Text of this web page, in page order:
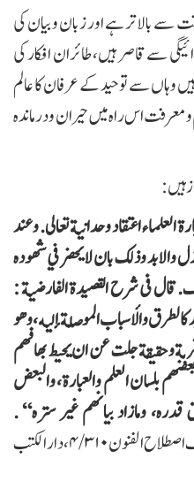
بالاتر ہے اور زبان و بیان کی
سے قاصر ہیں، طائران افکار کی
وہاں سے توحید کے عرفان کا عالم
اس راہ میں حیران و در ماندہ
اعتقاد وحدانية تعالى. وعند
والابد وذلك بان لایحضر في شهوده
قال فی شرح القصيدة الفارضية :
والأسباب الموصلة إليه، وهو
و حقيقة جلت عن ان يحيط بها فهم
بلسان العلم والعبارة، والبعض
ومازاد بيانهم غير ستره“ .
(علامہ محمد علی تھانوی حنفی، کشاف اصطلاح الفنون ۴/۳۱۰، دار الکتب